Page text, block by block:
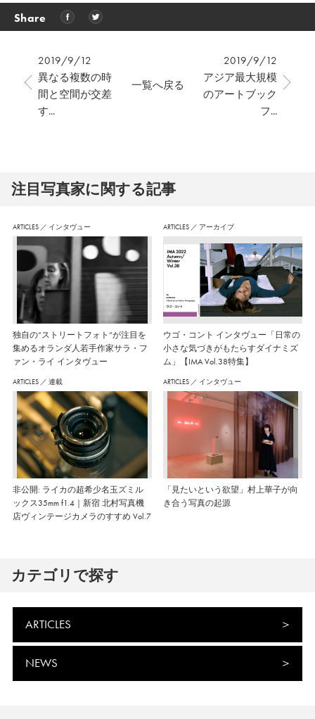
Share
2019/9/12
異なる複数の時
間と空間が交差
す...
2019/9/12
アジア最大規模
のアートブック
フ...
一覧へ戻る
注⽬写真家に関する記事
ARTICLES ／ インタヴュー
独自の“ストリートフォト”が注目を
集めるオランダ人若手作家サラ・フ
ァン・ライ インタヴュー
ARTICLES ／ アーカイブ
ウゴ・コント インタヴュー「日常の
小さな気づきがもたらすダイナミズ
ム」【IMA Vol.38特集】
ARTICLES ／ 連載
非公開: ライカの超希少名玉ズミル
ックス35mm f1.4｜新宿 北村写真機
店ヴィンテージカメラのすすめ Vol.7
ARTICLES ／ インタヴュー
「見たいという欲望」村上華子が向
き合う写真の起源
カテゴリで探す
ARTICLES
NEWS